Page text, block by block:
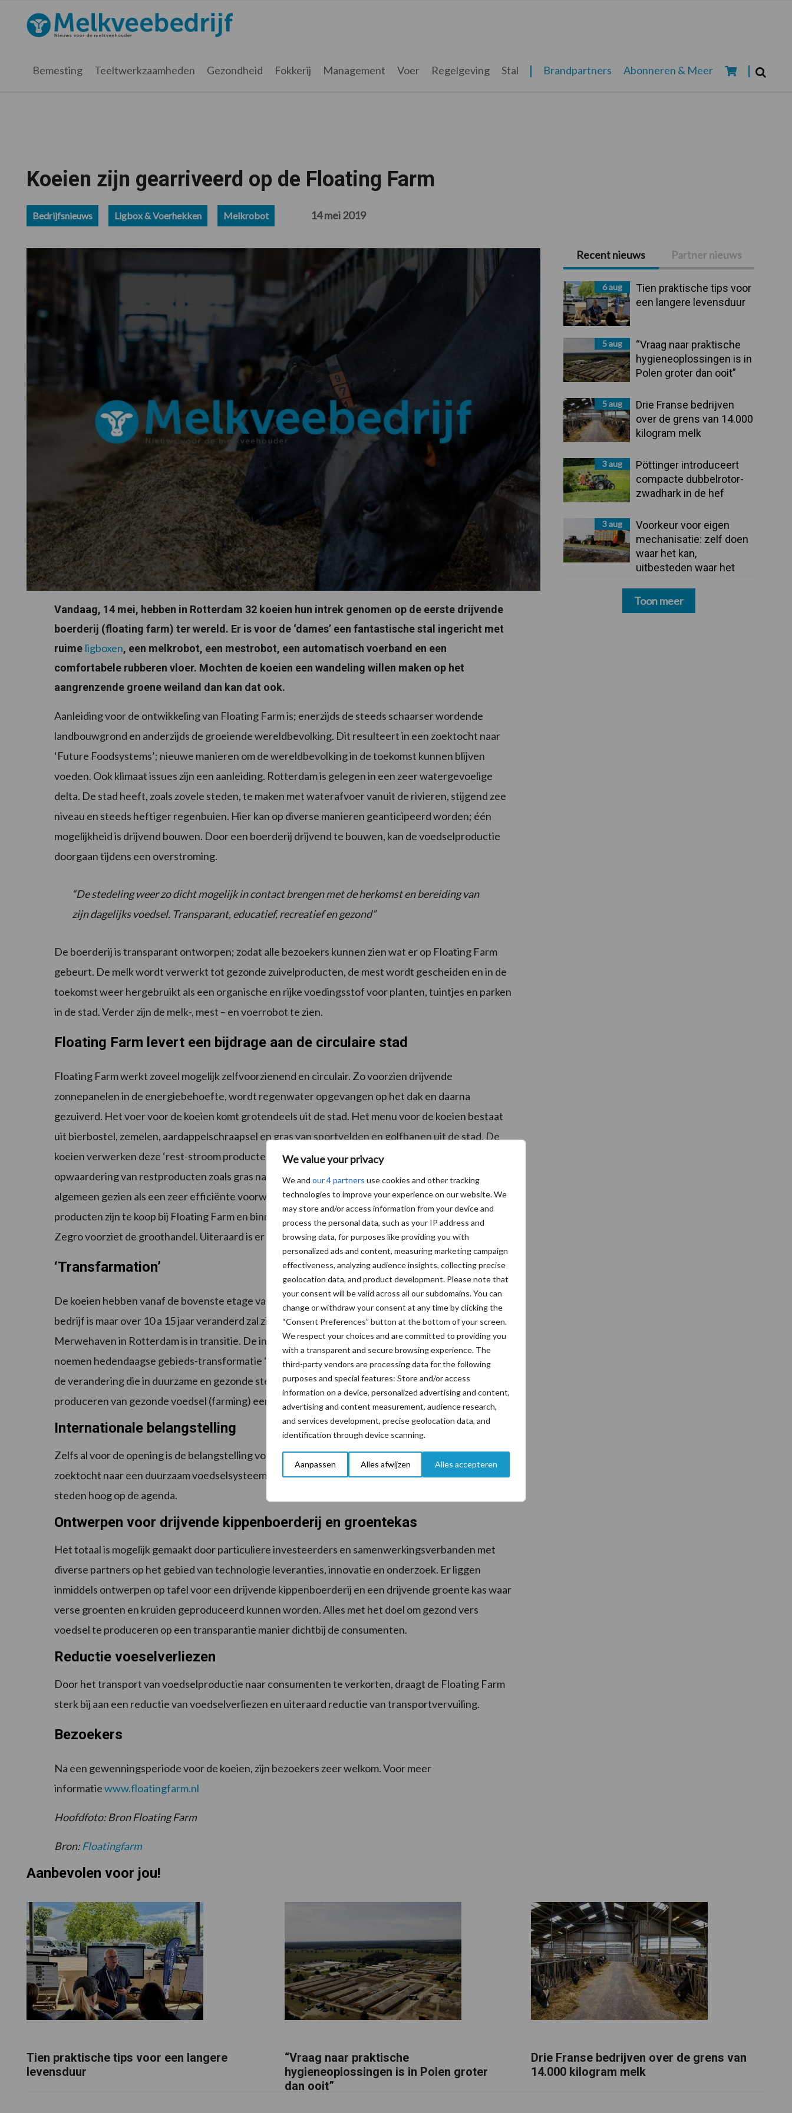
We value your privacy
We and our 4 partners use cookies and other tracking
technologies to improve your experience on our website. We
may store and/or access information from your device and
process the personal data, such as your IP address and
browsing data, for purposes like providing you with
personalized ads and content, measuring marketing campaign
effectiveness, analyzing audience insights, collecting precise
geolocation data, and product development. Please note that
your consent will be valid across all our subdomains. You can
change or withdraw your consent at any time by clicking the
“Consent Preferences” button at the bottom of your screen.
We respect your choices and are committed to providing you
with a transparent and secure browsing experience. The
third-party vendors are processing data for the following
purposes and special features: Store and/or access
information on a device, personalized advertising and content,
advertising and content measurement, audience research,
and services development, precise geolocation data, and
identification through device scanning.
Aanpassen Alles afwijzen Alles accepteren
hoofdnavigatie
hoofd
eerste
voettekst
Melkveebedrijf.nl
Bemesting Teeltwerkzaamheden Gezondheid Fokkerij Management Voer Regelgeving Stal Brandpartners Abonneren & Meer
Koeien zijn gearriveerd op de Floating Farm
Bedrijfsnieuws Ligbox & Voerhekken Melkrobot 14 mei 2019
Vandaag, 14 mei, hebben in Rotterdam 32 koeien hun intrek genomen op de eerste drijvende
boerderij (floating farm) ter wereld. Er is voor de ‘dames’ een fantastische stal ingericht met
ruime ligboxen, een melkrobot, een mestrobot, een automatisch voerband en een
comfortabele rubberen vloer. Mochten de koeien een wandeling willen maken op het
aangrenzende groene weiland dan kan dat ook.
Aanleiding voor de ontwikkeling van Floating Farm is; enerzijds de steeds schaarser wordende
landbouwgrond en anderzijds de groeiende wereldbevolking. Dit resulteert in een zoektocht naar
‘Future Foodsystems’; nieuwe manieren om de wereldbevolking in de toekomst kunnen blijven
voeden. Ook klimaat issues zijn een aanleiding. Rotterdam is gelegen in een zeer watergevoelige
delta. De stad heeft, zoals zovele steden, te maken met waterafvoer vanuit de rivieren, stijgend zee
niveau en steeds heftiger regenbuien. Hier kan op diverse manieren geanticipeerd worden; één
mogelijkheid is drijvend bouwen. Door een boerderij drijvend te bouwen, kan de voedselproductie
doorgaan tijdens een overstroming.
“De stedeling weer zo dicht mogelijk in contact brengen met de herkomst en bereiding van
zijn dagelijks voedsel. Transparant, educatief, recreatief en gezond”
De boerderij is transparant ontworpen; zodat alle bezoekers kunnen zien wat er op Floating Farm
gebeurt. De melk wordt verwerkt tot gezonde zuivelproducten, de mest wordt gescheiden en in de
toekomst weer hergebruikt als een organische en rijke voedingsstof voor planten, tuintjes en parken
in de stad. Verder zijn de melk-, mest – en voerrobot te zien.
Floating Farm levert een bijdrage aan de circulaire stad
Floating Farm werkt zoveel mogelijk zelfvoorzienend en circulair. Zo voorzien drijvende
zonnepanelen in de energiebehoefte, wordt regenwater opgevangen op het dak en daarna
gezuiverd. Het voer voor de koeien komt grotendeels uit de stad. Het menu voor de koeien bestaat
uit bierbostel, zemelen, aardappelschraapsel en gras van sportvelden en golfbanen uit de stad. De
koeien verwerken deze ‘rest-stroom producten’ tot gezonde zuivel voor de omgeving. De
opwaardering van restproducten zoals gras naar eetbare voedingstoffen (eiwitten) wordt
algemeen gezien als een zeer efficiënte voorwaarde voor duurzame voedselproductie. De zuivel
producten zijn te koop bij Floating Farm en binnenkort in de Lidl filialen van de regio Rotterdam.
Zegro voorziet de groothandel. Uiteraard is er ook ruimte ‘aan boord’ voor educatie en presentaties.
‘Transfarmation’
De koeien hebben vanaf de bovenste etage van Floating Farm uitzicht op een haven die nog volop in
bedrijf is maar over 10 a 15 jaar veranderd zal zijn in een woon-/werkgebied. Dit deel van de
Merwehaven in Rotterdam is in transitie. De initiatiefnemers van Floating Farm
noemen hedendaagse gebieds-transformatie ‘Transfarmation’. Hiermee duiden ze op
de verandering die in duurzame en gezonde steden plaats moet vinden (transitie) en dat het
produceren van gezonde voedsel (farming) een vast onderdeel van en in de stad moet zijn.
Internationale belangstelling
Zelfs al voor de opening is de belangstelling voor dit innovatieve project wereldwijd enorm. De
zoektocht naar een duurzaam voedselsysteem in een klimaat veranderende wereld staat bij vele
steden hoog op de agenda.
Ontwerpen voor drijvende kippenboerderij en groentekas
Het totaal is mogelijk gemaakt door particuliere investeerders en samenwerkingsverbanden met
diverse partners op het gebied van technologie leveranties, innovatie en onderzoek. Er liggen
inmiddels ontwerpen op tafel voor een drijvende kippenboerderij en een drijvende groente kas waar
verse groenten en kruiden geproduceerd kunnen worden. Alles met het doel om gezond vers
voedsel te produceren op een transparantie manier dichtbij de consumenten.
Reductie voeselverliezen
Door het transport van voedselproductie naar consumenten te verkorten, draagt de Floating Farm
sterk bij aan een reductie van voedselverliezen en uiteraard reductie van transportvervuiling.
Bezoekers
Na een gewenningsperiode voor de koeien, zijn bezoekers zeer welkom. Voor meer
informatiewww.floatingfarm.nl
Hoofdfoto: Bron Floating Farm
Bron:Floatingfarm
Primaire
Sidebar
Recent nieuws Partner nieuws
6 aug
Tien praktische tips voor
een langere levensduur
5 aug
“Vraag naar praktische
hygieneoplossingen is in
Polen groter dan ooit”
5 aug
Drie Franse bedrijven
over de grens van 14.000
kilogram melk
3 aug
Pöttinger introduceert
compacte dubbelrotor-
zwadhark in de hef
3 aug
Voorkeur voor eigen
mechanisatie: zelf doen
waar het kan,
uitbesteden waar het
Toon meer
Aanbevolen voor jou!
Tien praktische tips voor een langere
levensduur
“Vraag naar praktische
hygieneoplossingen is in Polen groter
dan ooit”
Drie Franse bedrijven over de grens van
14.000 kilogram melk